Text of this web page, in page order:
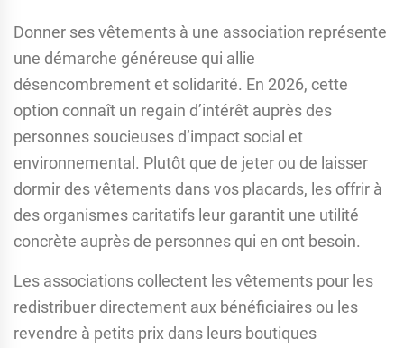
Donner ses vêtements à une association représente
une démarche généreuse qui allie
désencombrement et solidarité. En 2026, cette
option connaît un regain d’intérêt auprès des
personnes soucieuses d’impact social et
environnemental. Plutôt que de jeter ou de laisser
dormir des vêtements dans vos placards, les offrir à
des organismes caritatifs leur garantit une utilité
concrète auprès de personnes qui en ont besoin.
Les associations collectent les vêtements pour les
redistribuer directement aux bénéficiaires ou les
revendre à petits prix dans leurs boutiques